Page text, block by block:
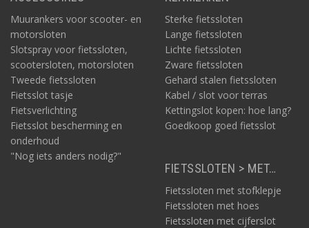
Muurankers voor scooter- en
motorsloten
Slotspray voor fietssloten,
scootersloten, motorsloten
Tweede fietssloten
Fietsslot tasje
Fietsverlichting
Fietsslot bescherming en
onderhoud
"Nog iets anders nodig?"
Sterke fietssloten
Lange fietssloten
Lichte fietssloten
Zware fietssloten
Gehard stalen fietssloten
Kabel / slot voor terras
Kettingslot kopen: hoe lang?
Goedkoop goed fietsslot
FIETSSLOTEN > MET…
Fietssloten met stofklepje
Fietssloten met hoes
Fietssloten met cijferslot